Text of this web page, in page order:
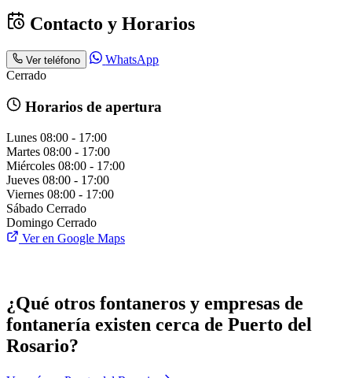
Contacto y Horarios
Ver teléfono
WhatsApp
Cerrado
Horarios de apertura
Lunes 08:00 - 17:00
Martes 08:00 - 17:00
Miércoles 08:00 - 17:00
Jueves 08:00 - 17:00
Viernes 08:00 - 17:00
Sábado Cerrado
Domingo Cerrado
Ver en Google Maps
¿Qué otros fontaneros y empresas de
fontanería existen cerca de Puerto del
Rosario?